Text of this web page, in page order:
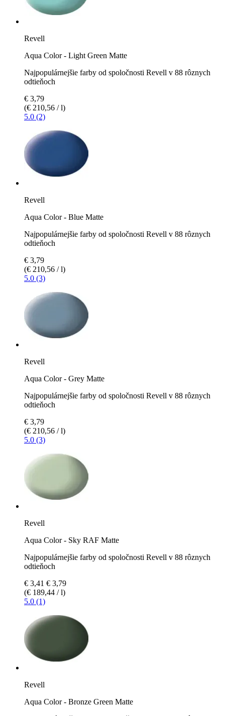
Revell
Aqua Color - Light Green Matte
Najpopulárnejšie farby od spoločnosti Revell v 88 rôznych
odtieňoch
€ 3,79
(€ 210,56 / l)
5.0 (2)
Revell
Aqua Color - Blue Matte
Najpopulárnejšie farby od spoločnosti Revell v 88 rôznych
odtieňoch
€ 3,79
(€ 210,56 / l)
5.0 (3)
Revell
Aqua Color - Grey Matte
Najpopulárnejšie farby od spoločnosti Revell v 88 rôznych
odtieňoch
€ 3,79
(€ 210,56 / l)
5.0 (3)
Revell
Aqua Color - Sky RAF Matte
Najpopulárnejšie farby od spoločnosti Revell v 88 rôznych
odtieňoch
€ 3,41 € 3,79
(€ 189,44 / l)
5.0 (1)
Revell
Aqua Color - Bronze Green Matte